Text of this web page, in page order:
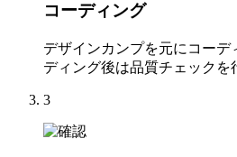
コーディング
デザインカンプを元にコーデ
ディング後は品質チェックを
3